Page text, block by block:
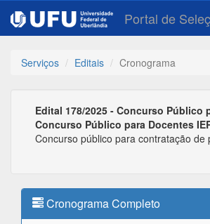
Portal de
Serviços Editais Cronograma
Edital 178/2025 - Concurso Público
Concurso Público para Docentes
Concurso público para contratação de
Cronograma Completo